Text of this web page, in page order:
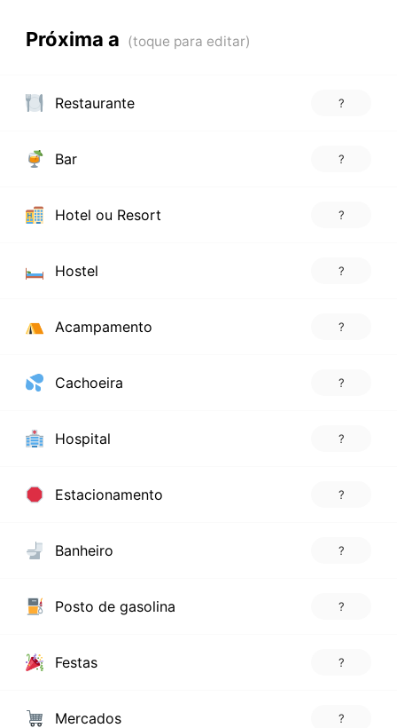
Próxima a
Restaurante ?
Bar ?
Hotel ou Resort ?
Hostel ?
Acampamento ?
Cachoeira ?
Hospital ?
Estacionamento ?
Banheiro ?
Posto de gasolina ?
Festas ?
Mercados ?